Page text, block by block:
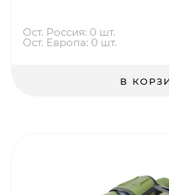
Ост. Россия: 0 шт.
Ост. Европа: 0 шт.
В